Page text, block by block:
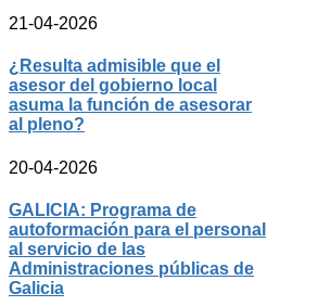
21-04-2026
¿Resulta admisible que el
asesor del gobierno local
asuma la función de asesorar
al pleno?
20-04-2026
GALICIA: Programa de
autoformación para el personal
al servicio de las
Administraciones públicas de
Galicia